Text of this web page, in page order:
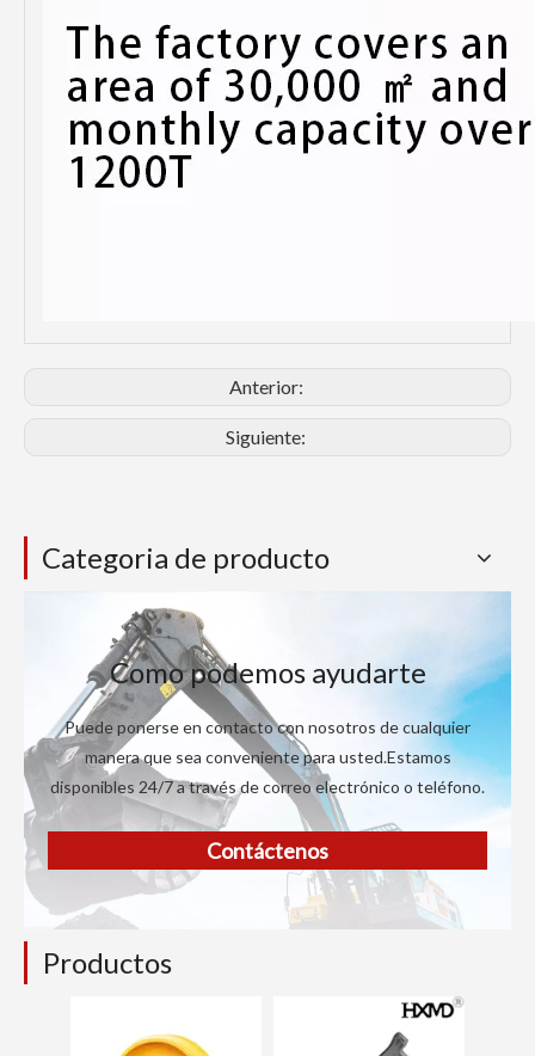
Anterior:
Siguiente:
Categoria de producto
Como podemos ayudarte
Puede ponerse en contacto con nosotros de cualquier
manera que sea conveniente para usted.Estamos
disponibles 24/7 a través de correo electrónico o teléfono.
Contáctenos
Productos